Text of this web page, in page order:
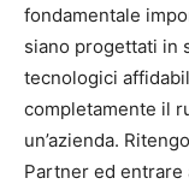
fondamentale
siano progettati in
tecnologici
completamente il
un’azienda.
Partner ed entrare